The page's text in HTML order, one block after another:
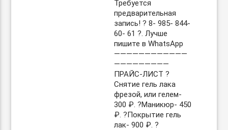
Требуется
предварительная
запись! ? 8- 985- 844-
60- 61 ?. Лучше
пишите в WhatsApp
————————————
—————————
ПРАЙС-ЛИСТ ?
Снятие гель лака
фрезой, или гелем-
300 ₽. ?Маникюр- 450
₽. ?Покрытие гель
лак- 900 ₽. ?